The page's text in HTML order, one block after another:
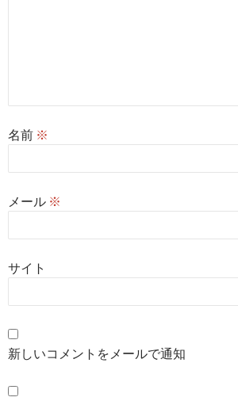
名前 ※
メール ※
サイト
新しいコメントをメールで通知